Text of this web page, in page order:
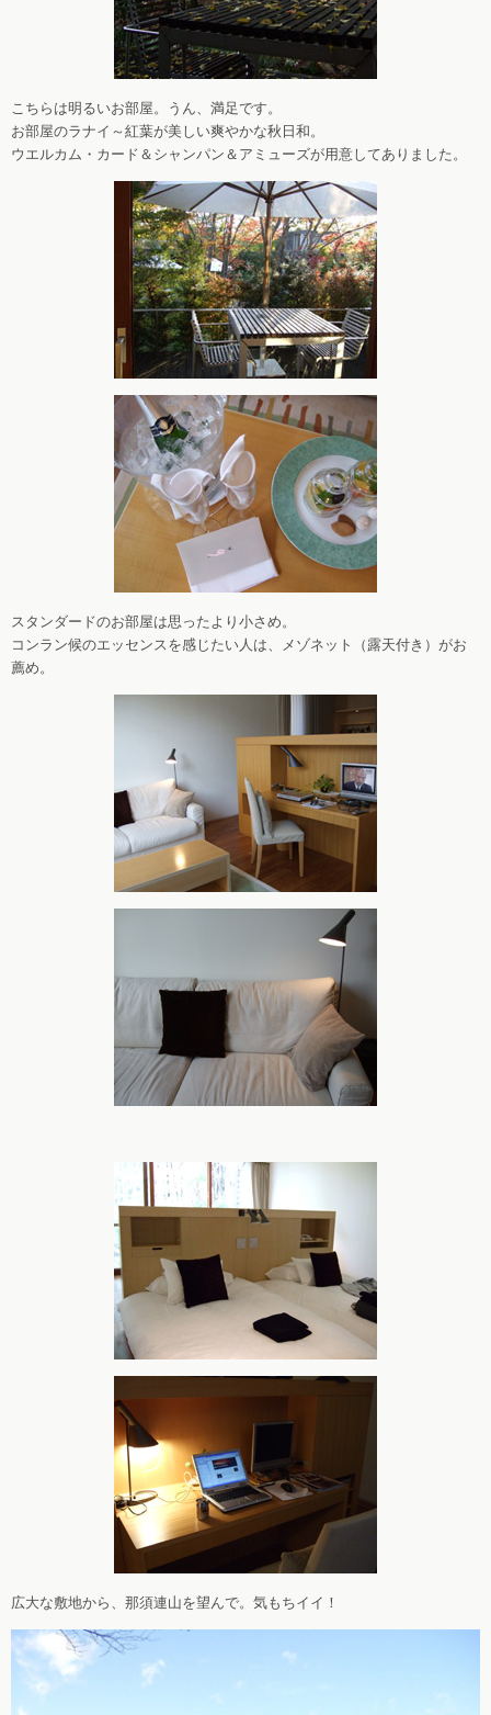
こちらは明るいお部屋。うん、満足です。
お部屋のラナイ～紅葉が美しい爽やかな秋日和。
ウエルカム・カード＆シャンパン＆アミューズが用意してありました。
スタンダードのお部屋は思ったより小さめ。
コンラン候のエッセンスを感じたい人は、メゾネット（露天付き）がお
薦め。
広大な敷地から、那須連山を望んで。気もちイイ！